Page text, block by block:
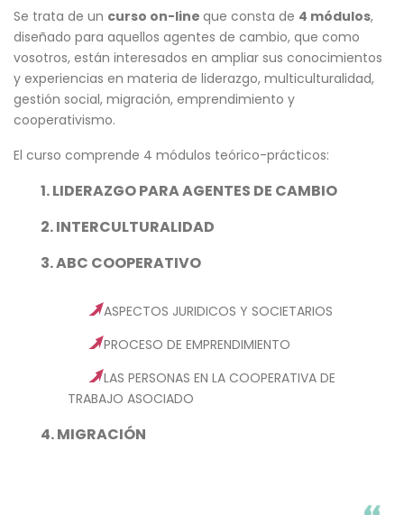
Se trata de un curso on-line que consta de 4 módulos,
diseñado para aquellos agentes de cambio, que como
vosotros, están interesados en ampliar sus conocimientos
y experiencias en materia de liderazgo, multiculturalidad,
gestión social, migración, emprendimiento y
cooperativismo.
El curso comprende 4 módulos teórico-prácticos:
1. LIDERAZGO PARA AGENTES DE CAMBIO
2. INTERCULTURALIDAD
3. ABC COOPERATIVO
ASPECTOS JURIDICOS Y SOCIETARIOS
PROCESO DE EMPRENDIMIENTO
LAS PERSONAS EN LA COOPERATIVA DE
TRABAJO ASOCIADO
4. MIGRACIÓN